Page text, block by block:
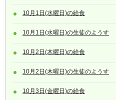
10月1日(水曜日)の給食
10月1日(水曜日)の生徒のようす
10月2日(木曜日)の給食
10月2日(木曜日)の生徒のようす
10月3日(金曜日)の給食